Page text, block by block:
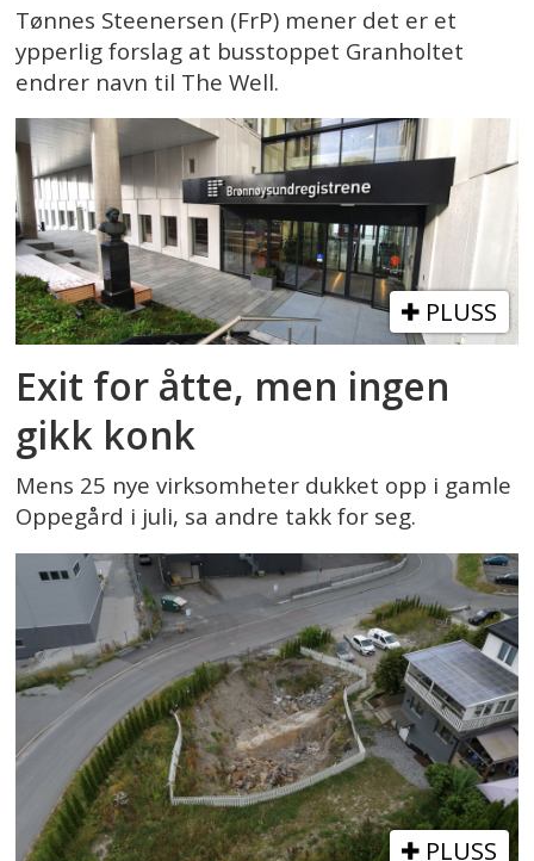
Tønnes Steenersen (FrP) mener det er et
ypperlig forslag at busstoppet Granholtet
endrer navn til The Well.
PLUSS
Exit for åtte, men ingen
gikk konk
Mens 25 nye virksomheter dukket opp i gamle
Oppegård i juli, sa andre takk for seg.
PLUSS